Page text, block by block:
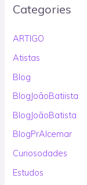
Categories
ARTIGO
Atistas
Blog
BlogJoãoBatiista
BlogJoãoBatista
BlogPrAlcemar
Curiosodades
Estudos